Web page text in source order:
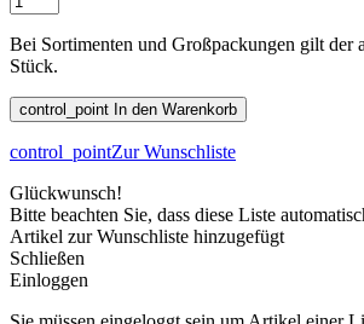
Bei Sortimenten und Großpackungen gilt der
Stück.
control_point In den Warenkorb
control_pointZur Wunschliste
Glückwunsch!
Bitte beachten Sie, dass diese Liste
Artikel zur Wunschliste hinzugefügt
Schließen
Einloggen